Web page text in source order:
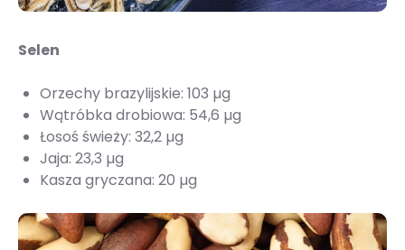
Selen
Orzechy brazylijskie: 103 µg
Wątróbka drobiowa: 54,6 µg
Łosoś świeży: 32,2 µg
Jaja: 23,3 µg
Kasza gryczana: 20 µg